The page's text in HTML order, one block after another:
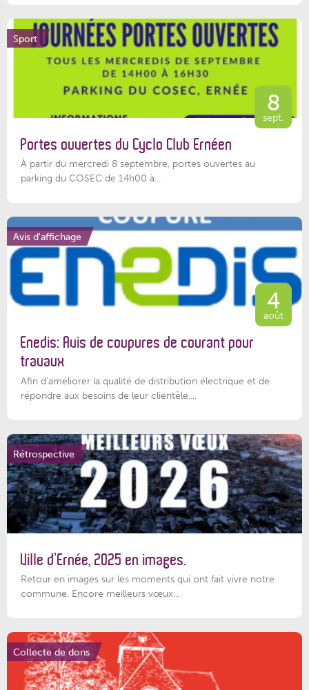
Sport
8
sept.
Portes ouvertes du Cyclo Club Ernéen
À partir du mercredi 8 septembre, portes ouvertes au
parking du COSEC de 14h00 à...
Avis d'affichage
4
août
Enedis: Avis de coupures de courant pour
travaux
Afin d’améliorer la qualité de distribution électrique et de
répondre aux besoins de leur clientèle,...
Rétrospective
Ville d’Ernée, 2025 en images.
Retour en images sur les moments qui ont fait vivre notre
commune. Encore meilleurs vœux...
Collecte de dons